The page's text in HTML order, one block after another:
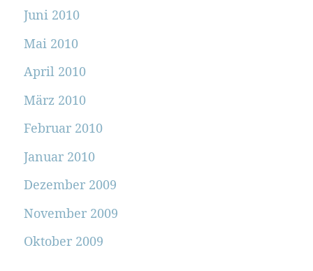
Juni 2010
Mai 2010
April 2010
März 2010
Februar 2010
Januar 2010
Dezember 2009
November 2009
Oktober 2009